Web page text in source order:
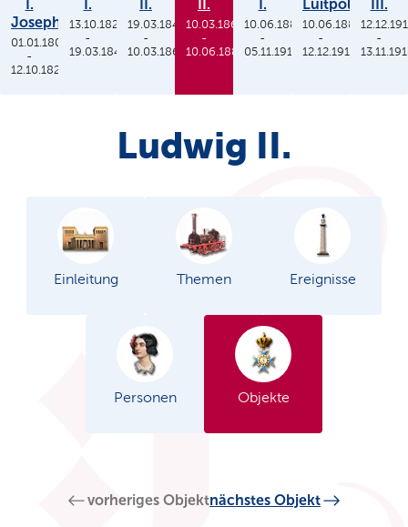
I.
Joseph
01.01.1806
-
12.10.1825
I.
13.10.1825
-
19.03.1848
II.
19.03.1848
-
10.03.1864
II.
10.03.1864
-
10.06.1886
I.
10.06.1886
-
05.11.1913
Luitpold
10.06.1886
-
12.12.1912
III.
-
Ludwig II.
Einleitung Themen Ereignisse
Personen Objekte
vorheriges Objektnächstes Objekt